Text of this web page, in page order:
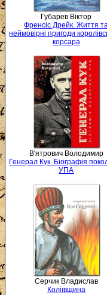
Губарев Віктор
Френсіс Дрейк. Життя
неймовірні пригоди
корсара
В'ятрович Володимир
Генерал Кук. Біографія
УПА
Серчик Владислав
Коліївщина